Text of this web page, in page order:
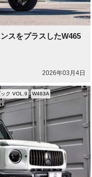
スをプラスしたW465
2026年03月4日
ク VOL.9 W463A